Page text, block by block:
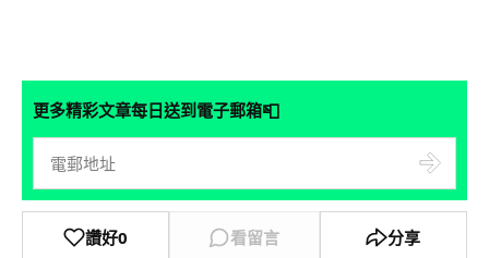
更多精彩文章每日送到電子郵箱📮
讚好0 看留言 分享